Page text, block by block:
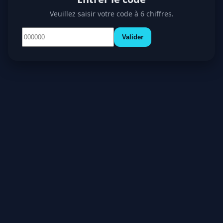
Veuillez saisir votre code à 6 chiffres.
Valider